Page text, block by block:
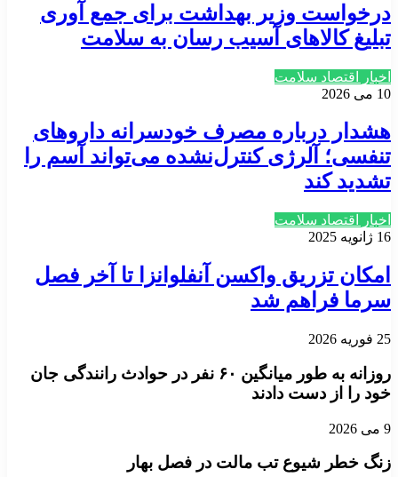
درخواست وزیر بهداشت برای جمع آوری
تبلیغ کالاهای آسیب رسان به سلامت
اخبار اقتصاد سلامت
10 می 2026
هشدار درباره مصرف خودسرانه داروهای
تنفسی؛ آلرژی کنترل‌نشده می‌تواند آسم را
تشدید کند
اخبار اقتصاد سلامت
16 ژانویه 2025
امکان تزریق واکسن آنفلوانزا تا آخر فصل
سرما فراهم شد
25 فوریه 2026
روزانه به طور میانگین ۶۰ نفر در حوادث رانندگی جان
خود را از دست دادند
9 می 2026
زنگ خطر شیوع تب مالت در فصل بهار